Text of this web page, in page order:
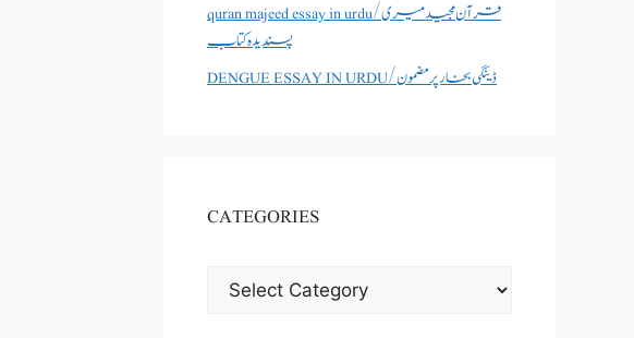
quran majeed essay in urdu/قرآن مجید میری
پسندیدہ کتاب
DENGUE ESSAY IN URDU/ڈینگی بخار پر مضمون
CATEGORIES
CATEGORIES